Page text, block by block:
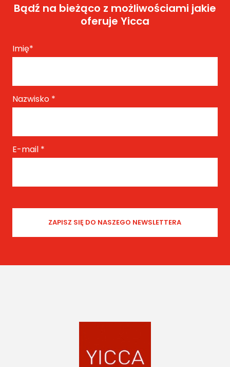
Bądź na bieżąco z możliwościami jakie
oferuje Yicca
Imię*
Nazwisko *
E-mail *